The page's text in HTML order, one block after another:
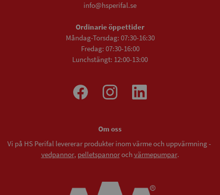
info@hsperifal.se
Ordinarie öppettider
Måndag-Torsdag: 07:30-16:30
Fredag: 07:30-16:00
Lunchstängt: 12:00-13:00
Om oss
Vi på HS Perifal levererar produkter inom värme och uppvärmning -
vedpannor, pelletspannoroch värmepumpar.